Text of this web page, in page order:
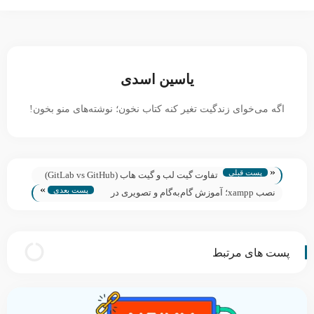
یاسین اسدی
اگه می‌خوای زندگیت تغیر کنه کتاب نخون؛ نوشته‌های منو بخون!
« پست قبلی
تفاوت گیت لب و گیت هاب (GitLab vs GitHub)
نصب xampp؛ آموزش گام‌به‌گام و تصویری در
پست بعدی »
پست های مرتبط